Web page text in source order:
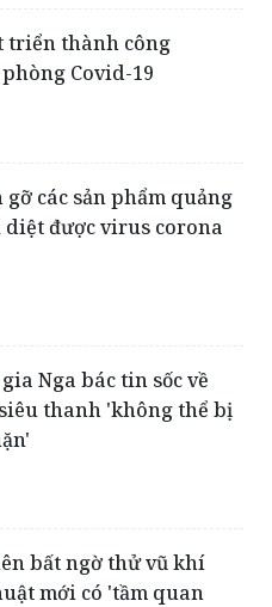
triển thành công
Covid-19
gỡ các sản phẩm quảng
diệt được virus corona
Nga bác tin sốc về
thanh 'không thể bị
bất ngờ thử vũ khí
mới có 'tầm quan